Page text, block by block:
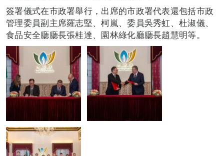
簽署儀式在市政署舉行，出席的市政署代表還包括市政
管理委員副主席羅志堅、柯嵐、委員吳秀虹、杜淑儀、
食品安全廳廳長張桂達、園林綠化廳廳長趙慧明等。